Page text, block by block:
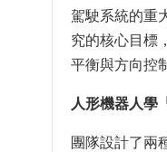
駕駛系統的重
究的核心目標
平衡與方向控
人形機器人學
團隊設計了兩